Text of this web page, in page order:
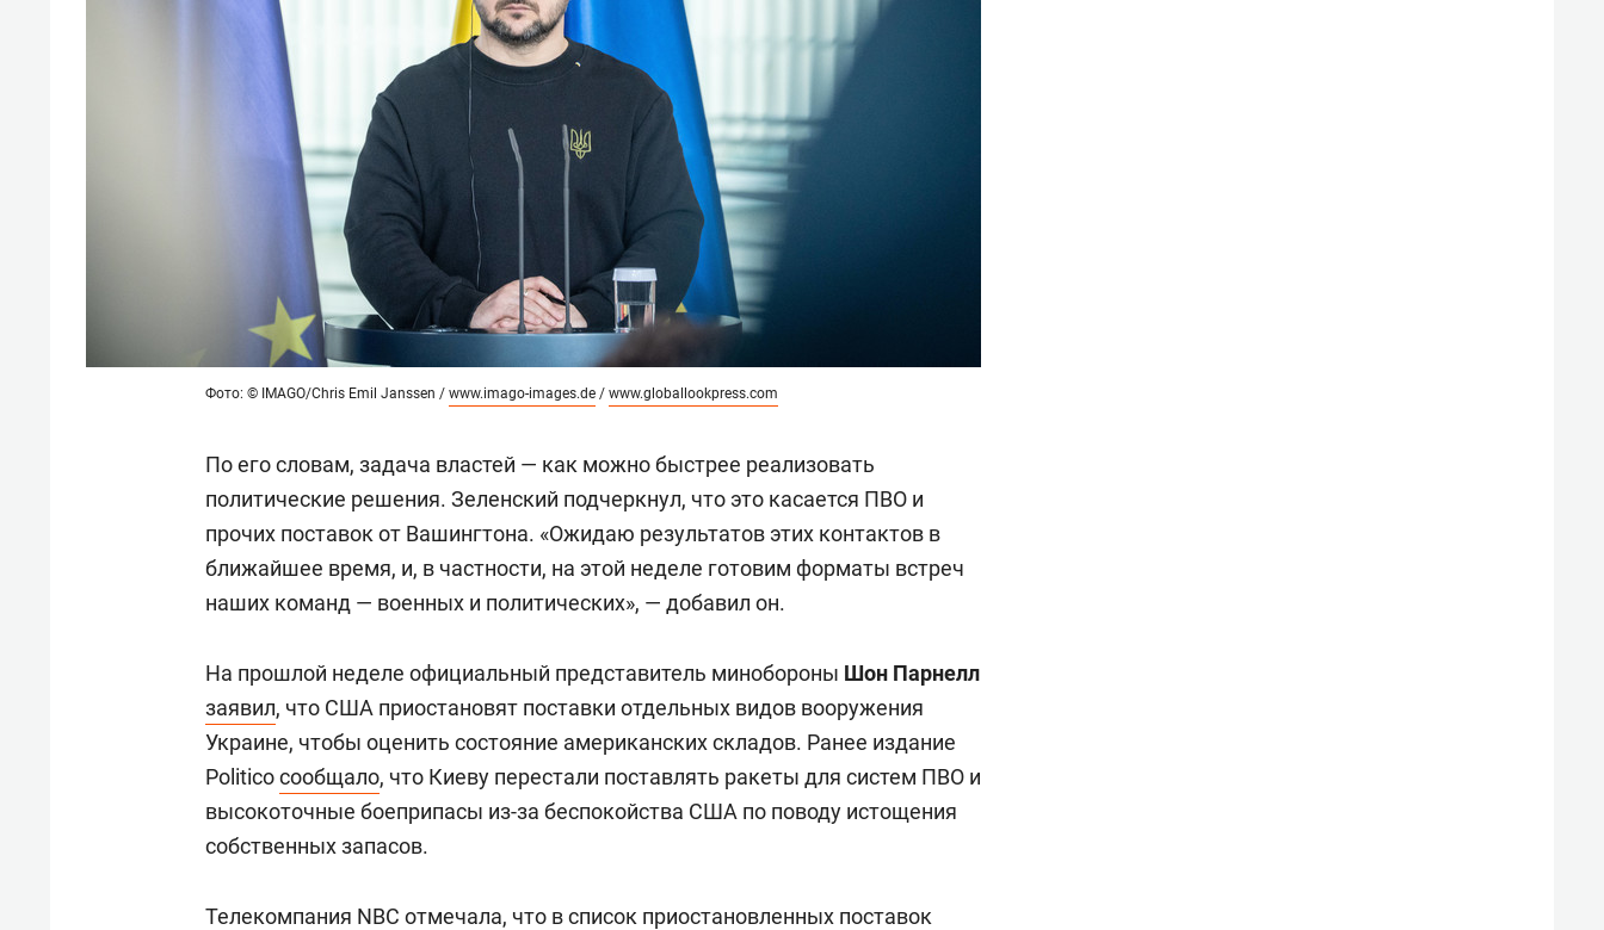
Фото: © IMAGO/Chris Emil Janssen / www.imago-images.de / www.globallookpress.com
По его словам, задача властей — как можно быстрее реализовать
политические решения. Зеленский подчеркнул, что это касается ПВО и
прочих поставок от Вашингтона. «Ожидаю результатов этих контактов в
ближайшее время, и, в частности, на этой неделе готовим форматы встреч
наших команд — военных и политических», — добавил он.
На прошлой неделе официальный представитель минобороны Шон Парнелл
заявил, что США приостановят поставки отдельных видов вооружения
Украине, чтобы оценить состояние американских складов. Ранее издание
Politicoсообщало, что Киеву перестали поставлять ракеты для систем ПВО и
высокоточные боеприпасы из-за беспокойства США по поводу истощения
собственных запасов.
Телекомпания NBC отмечала, что в список приостановленных поставок